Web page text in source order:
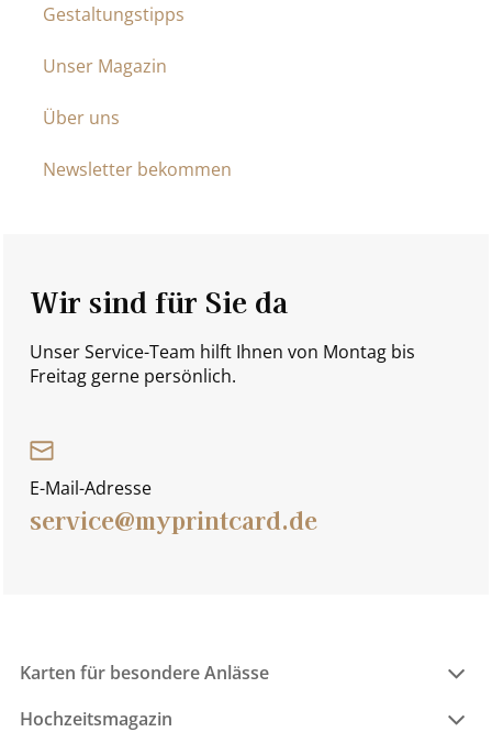
Gestaltungstipps
Unser Magazin
Über uns
Newsletter bekommen
Wir sind für Sie da
Unser Service-Team hilft Ihnen von Montag bis
Freitag gerne persönlich.
E-Mail-Adresse
service@myprintcard.de
Karten für besondere Anlässe
Hochzeitsmagazin